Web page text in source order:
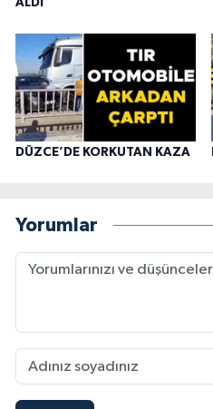
ALDI
DÜZCE’DE KORKUTAN KAZA
Yorumlar